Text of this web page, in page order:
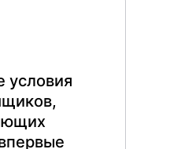
условия